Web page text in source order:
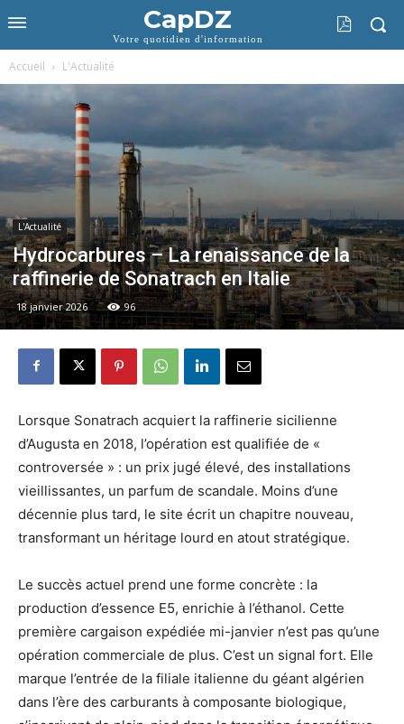
CapDZ
Votre quotidien d'information
Accueil L'Actualité
L'Actualité
Hydrocarbures – La renaissance de la
raffinerie de Sonatrach en Italie
18 janvier 2026 96
Lorsque Sonatrach acquiert la raffinerie sicilienne
d’Augusta en 2018, l’opération est qualifiée de «
controversée » : un prix jugé élevé, des installations
vieillissantes, un parfum de scandale. Moins d’une
décennie plus tard, le site écrit un chapitre nouveau,
transformant un héritage lourd en atout stratégique.
Le succès actuel prend une forme concrète : la
production d’essence E5, enrichie à l’éthanol. Cette
première cargaison expédiée mi-janvier n’est pas qu’une
opération commerciale de plus. C’est un signal fort. Elle
marque l’entrée de la filiale italienne du géant algérien
dans l’ère des carburants à composante biologique,